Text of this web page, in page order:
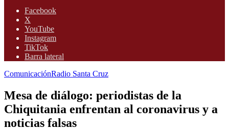
Facebook
X
YouTube
Instagram
TikTok
Barra lateral
ComunicaciónRadio Santa Cruz
Mesa de diálogo: periodistas de la
Chiquitania enfrentan al coronavirus y a
noticias falsas